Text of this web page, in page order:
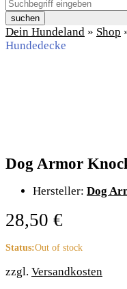
suchen
Dein Hundeland » Shop
Hundedecke
Dog Armor
Hersteller: Dog
28,50 €
Status:Out of stock
zzgl. Versandkosten